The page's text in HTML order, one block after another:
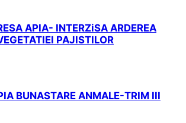
APIA- INTERZiSA ARDEREA
PAJISTILOR
BUNASTARE ANMALE-TRIM III